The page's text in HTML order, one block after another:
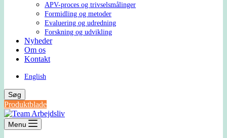
APV-proces og trivselsmålinger
Formidling og metoder
Evaluering og udredning
Forskning og udvikling
Nyheder
Om os
Kontakt
English
Søg
Produktblade
Menu